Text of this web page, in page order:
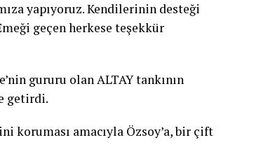
yapıyoruz. Kendilerinin desteği
geçen herkese teşekkür
gururu olan ALTAY tankının
getirdi.
koruması amacıyla Özsoy’a, bir çift